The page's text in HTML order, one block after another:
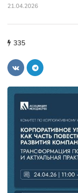
21.04.2026
335